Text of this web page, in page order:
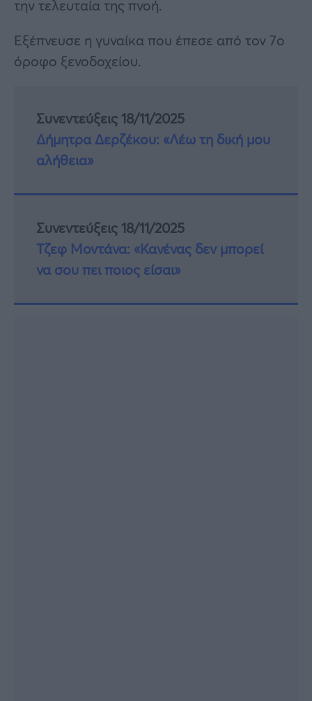
την τελευταία της πνοή.
Εξέπνευσε η γυναίκα που έπεσε από τον 7ο
όροφο ξενοδοχείου.
Συνεντεύξεις 18/11/2025
Δήμητρα Δερζέκου: «Λέω τη δική μου
αλήθεια»
Συνεντεύξεις 18/11/2025
Τζεφ Μοντάνα: «Κανένας δεν μπορεί
να σου πει ποιος είσαι»